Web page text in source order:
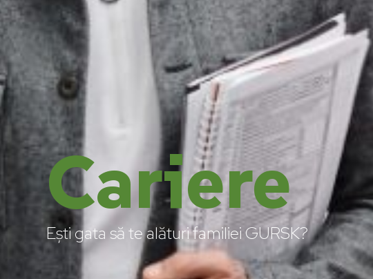
Cariere
Ești gata să te alături familiei GURSK?